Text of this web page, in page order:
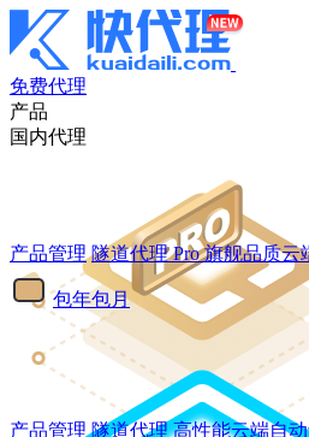
免费代理
产品
国内代理
产品管理 隧道代理Pro 旗舰品质云
包年包月
产品管理 隧道代理 高性能云端自